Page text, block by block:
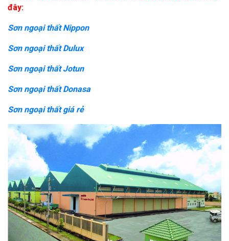
đây:
Sơn ngoại thất Nippon
Sơn ngoại thất Dulux
Sơn ngoại thất Jotun
Sơn ngoại thất Donasa
Sơn ngoại thất giá rẻ